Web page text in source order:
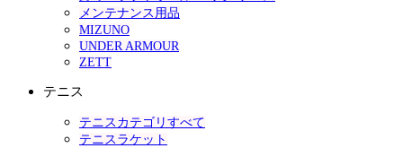
メンテナンス用品
MIZUNO
UNDER ARMOUR
ZETT
テニス
テニスカテゴリすべて
テニスラケット